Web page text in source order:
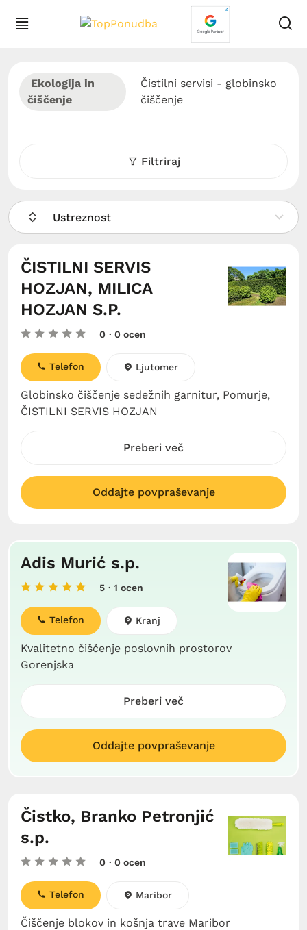
Ekologija in
čiščenje
Čistilni servisi - globinsko
čiščenje
Filtriraj
Ustreznost
ČISTILNI SERVIS
HOZJAN, MILICA
HOZJAN S.P.
0 · 0 ocen
Globinsko čiščenje sedežnih garnitur, Pomurje,
ČISTILNI SERVIS HOZJAN
Telefon Ljutomer
Preberi več
Oddajte povpraševanje
Adis Murić s.p.
5 · 1 ocen
Kvalitetno čiščenje poslovnih prostorov
Gorenjska
Telefon Kranj
Preberi več
Oddajte povpraševanje
Čistko, Branko Petronjić
s.p.
0 · 0 ocen
Čiščenje blokov in košnja trave Maribor
Telefon Maribor